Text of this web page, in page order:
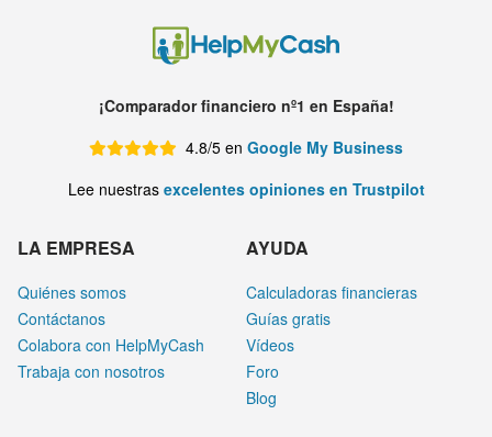
¡Comparador financiero nº1 en España!
4.8/5 en Google My Business
Lee nuestras excelentes opiniones en Trustpilot
LA EMPRESA
Quiénes somos
Contáctanos
Colabora con HelpMyCash
Trabaja con nosotros
AYUDA
Calculadoras financieras
Guías gratis
Vídeos
Foro
Blog